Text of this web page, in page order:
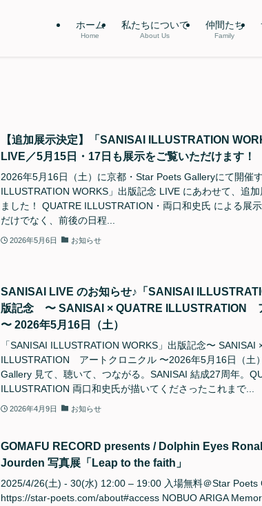
ホーム
Home
私たちについて
About Us
仲間たち
Family
【追加展示決定】「SANISAI ILLUSTRATION
LIVE／5月15日・17日も展示をご覧いただけます！
2026年5月16日（土）に京都・Star Poets Galleryにて開催
ILLUSTRATION WORKS」出版記念 LIVE にあわせて、追
ました！ QUATRE ILLUSTRATION・両口和史氏 による展
だけでなく、前後の日程...
2026年5月6日 お知らせ
SANISAI LIVE のお知らせ♪「SANISAI
版記念 〜 SANISAI × QUATRE ILLUSTRATION
〜 2026年5月16日（土）
「SANISAI ILLUSTRATION WORKS」出版記念〜 SANISAI
ILLUSTRATION アートクロニクル 〜2026年5月16日（
Gallery 見て、聴いて、つながる。SANISAI 結成27周年。
ILLUSTRATION 両口和史氏が描いてくださったこれまで...
2026年4月9日 お知らせ
GOMAFU RECORD presents / Dolphin Eyes
Jourden 写真展「Leap to the faith」
2025/4/26(土) - 30(水) 12:00 – 19:00 入場無料＠Star Poets
https://star-poets.com/about#access NOBUO ARIGA